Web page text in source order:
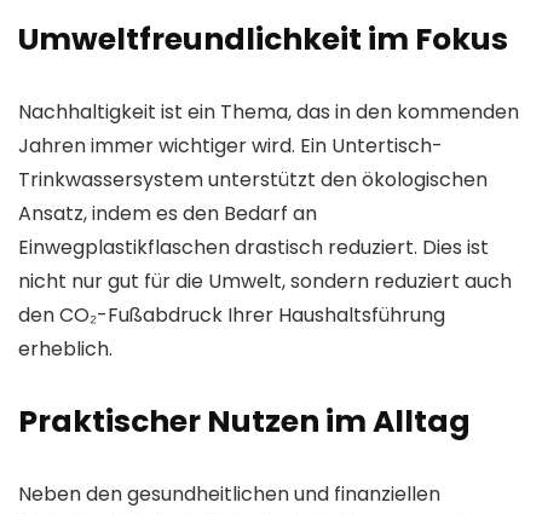
Umweltfreundlichkeit im Fokus
Nachhaltigkeit ist ein Thema, das in den kommenden
Jahren immer wichtiger wird. Ein Untertisch-
Trinkwassersystem unterstützt den ökologischen
Ansatz, indem es den Bedarf an
Einwegplastikflaschen drastisch reduziert. Dies ist
nicht nur gut für die Umwelt, sondern reduziert auch
den CO₂-Fußabdruck Ihrer Haushaltsführung
erheblich.
Praktischer Nutzen im Alltag
Neben den gesundheitlichen und finanziellen